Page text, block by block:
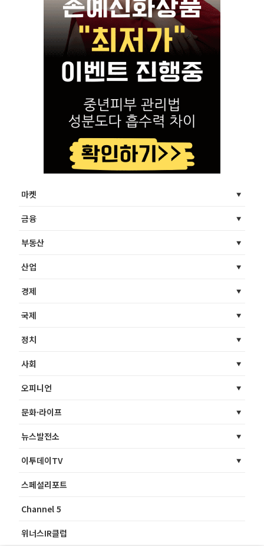
마켓
금융
부동산
산업
경제
국제
정치
사회
오피니언
문화·라이프
뉴스발전소
이투데이TV
스페셜리포트
Channel 5
위너스IR클럽